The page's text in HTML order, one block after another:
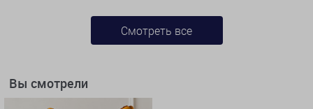
Смотреть все
Вы смотрели